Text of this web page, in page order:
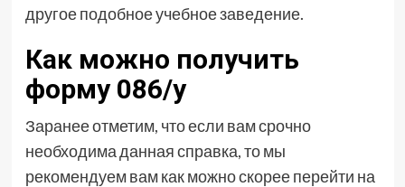
другое подобное учебное заведение.
Как можно получить
форму 086/у
Заранее отметим, что если вам срочно
необходима данная справка, то мы
рекомендуем вам как можно скорее перейти на